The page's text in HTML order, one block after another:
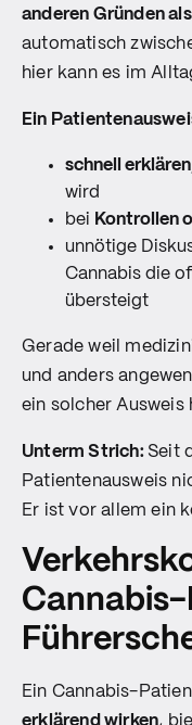
anderen Gründen
automatisch
hier kann es im
Ein
schnell erklären
wird
bei Kontrollen
unnötige
Cannabis die
übersteigt
Gerade weil
und anders
ein solcher Ausweis
Unterm Strich: Seit
Patientenausweis
Er ist vor allem ein
Cannabis-
Ein Cannabis-
erklärend wirken,